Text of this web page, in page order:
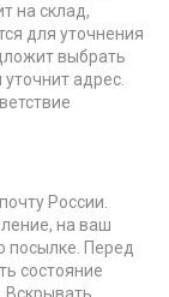
на склад,
для уточнения
выбрать
адрес.
России.
на ваш
посылке. Перед
состояние